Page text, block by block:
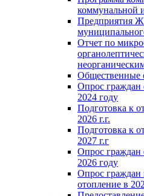
коммунальной
Предприятия
Отчет по
Общественные
Опрос граждан
2024 году
Подготовка к
2026 г.г.
Подготовка к
2027 г.г
Опрос граждан
2026 году
Опрос граждан
отопление в